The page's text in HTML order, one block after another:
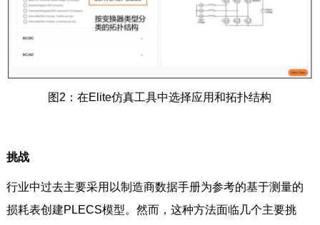
图2：在Elite仿真工具中选择应用和拓扑结构
挑战
行业中过去主要采用以制造商数据手册为参考的基于测量的
损耗表创建PLECS模型。然而，这种方法面临几个主要挑